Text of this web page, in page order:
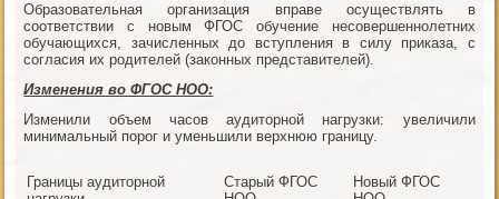
Образовательная организация вправе осуществлять в
соответствии с новым ФГОС обучение несовершеннолетних
обучающихся, зачисленных до вступления в силу приказа, с
согласия их родителей (законных представителей).
Изменения во ФГОС НОО:
Изменили объем часов аудиторной нагрузки: увеличили
минимальный порог и уменьшили верхнюю границу.
Границы аудиторной
Старый ФГОС
Новый ФГОС